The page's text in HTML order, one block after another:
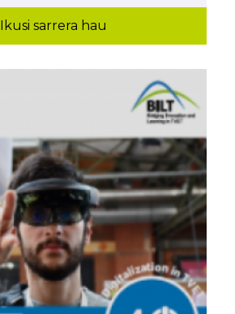
Ikusi sarrera hau